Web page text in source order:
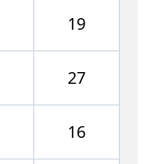
19
27
16